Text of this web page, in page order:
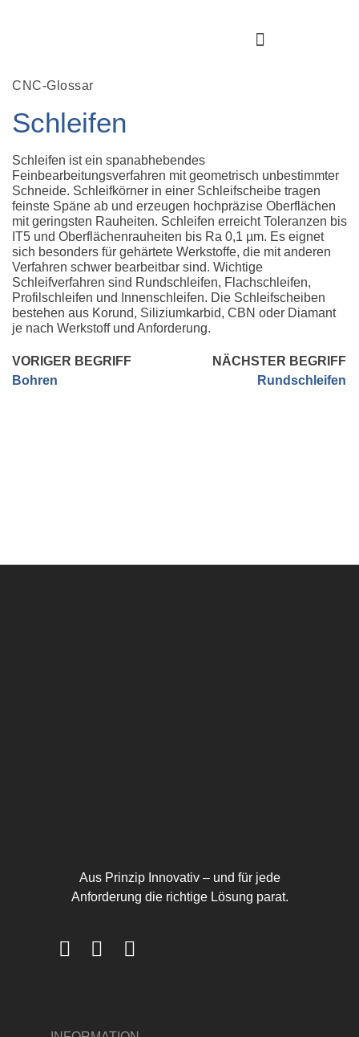
CNC-Glossar
Schleifen
Schleifen ist ein spanabhebendes
Feinbearbeitungsverfahren mit geometrisch unbestimmter
Schneide. Schleifkörner in einer Schleifscheibe tragen
feinste Späne ab und erzeugen hochpräzise Oberflächen
mit geringsten Rauheiten. Schleifen erreicht Toleranzen bis
IT5 und Oberflächenrauheiten bis Ra 0,1 µm. Es eignet
sich besonders für gehärtete Werkstoffe, die mit anderen
Verfahren schwer bearbeitbar sind. Wichtige
Schleifverfahren sind Rundschleifen, Flachschleifen,
Profilschleifen und Innenschleifen. Die Schleifscheiben
bestehen aus Korund, Siliziumkarbid, CBN oder Diamant
je nach Werkstoff und Anforderung.
VORIGER BEGRIFF
Bohren
NÄCHSTER BEGRIFF
Rundschleifen
Aus Prinzip Innovativ – und für jede
Anforderung die richtige Lösung parat.